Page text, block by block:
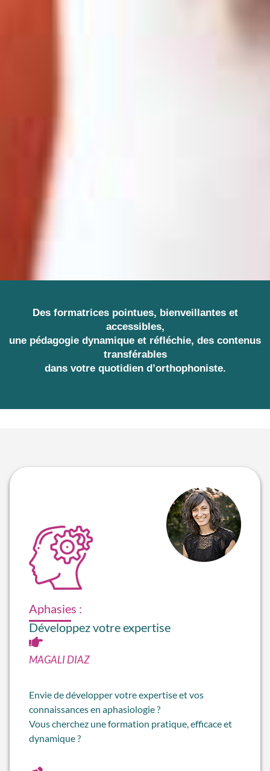
Des formatrices pointues, bienveillantes et
accessibles,
une pédagogie dynamique et réfléchie, des contenus
transférables
dans votre quotidien d’orthophoniste.
Aphasies :
Développez votre expertise
MAGALI DIAZ
Envie de développer votre expertise et vos
connaissances en aphasiologie ?
Vous cherchez une formation pratique, efficace et
dynamique ?